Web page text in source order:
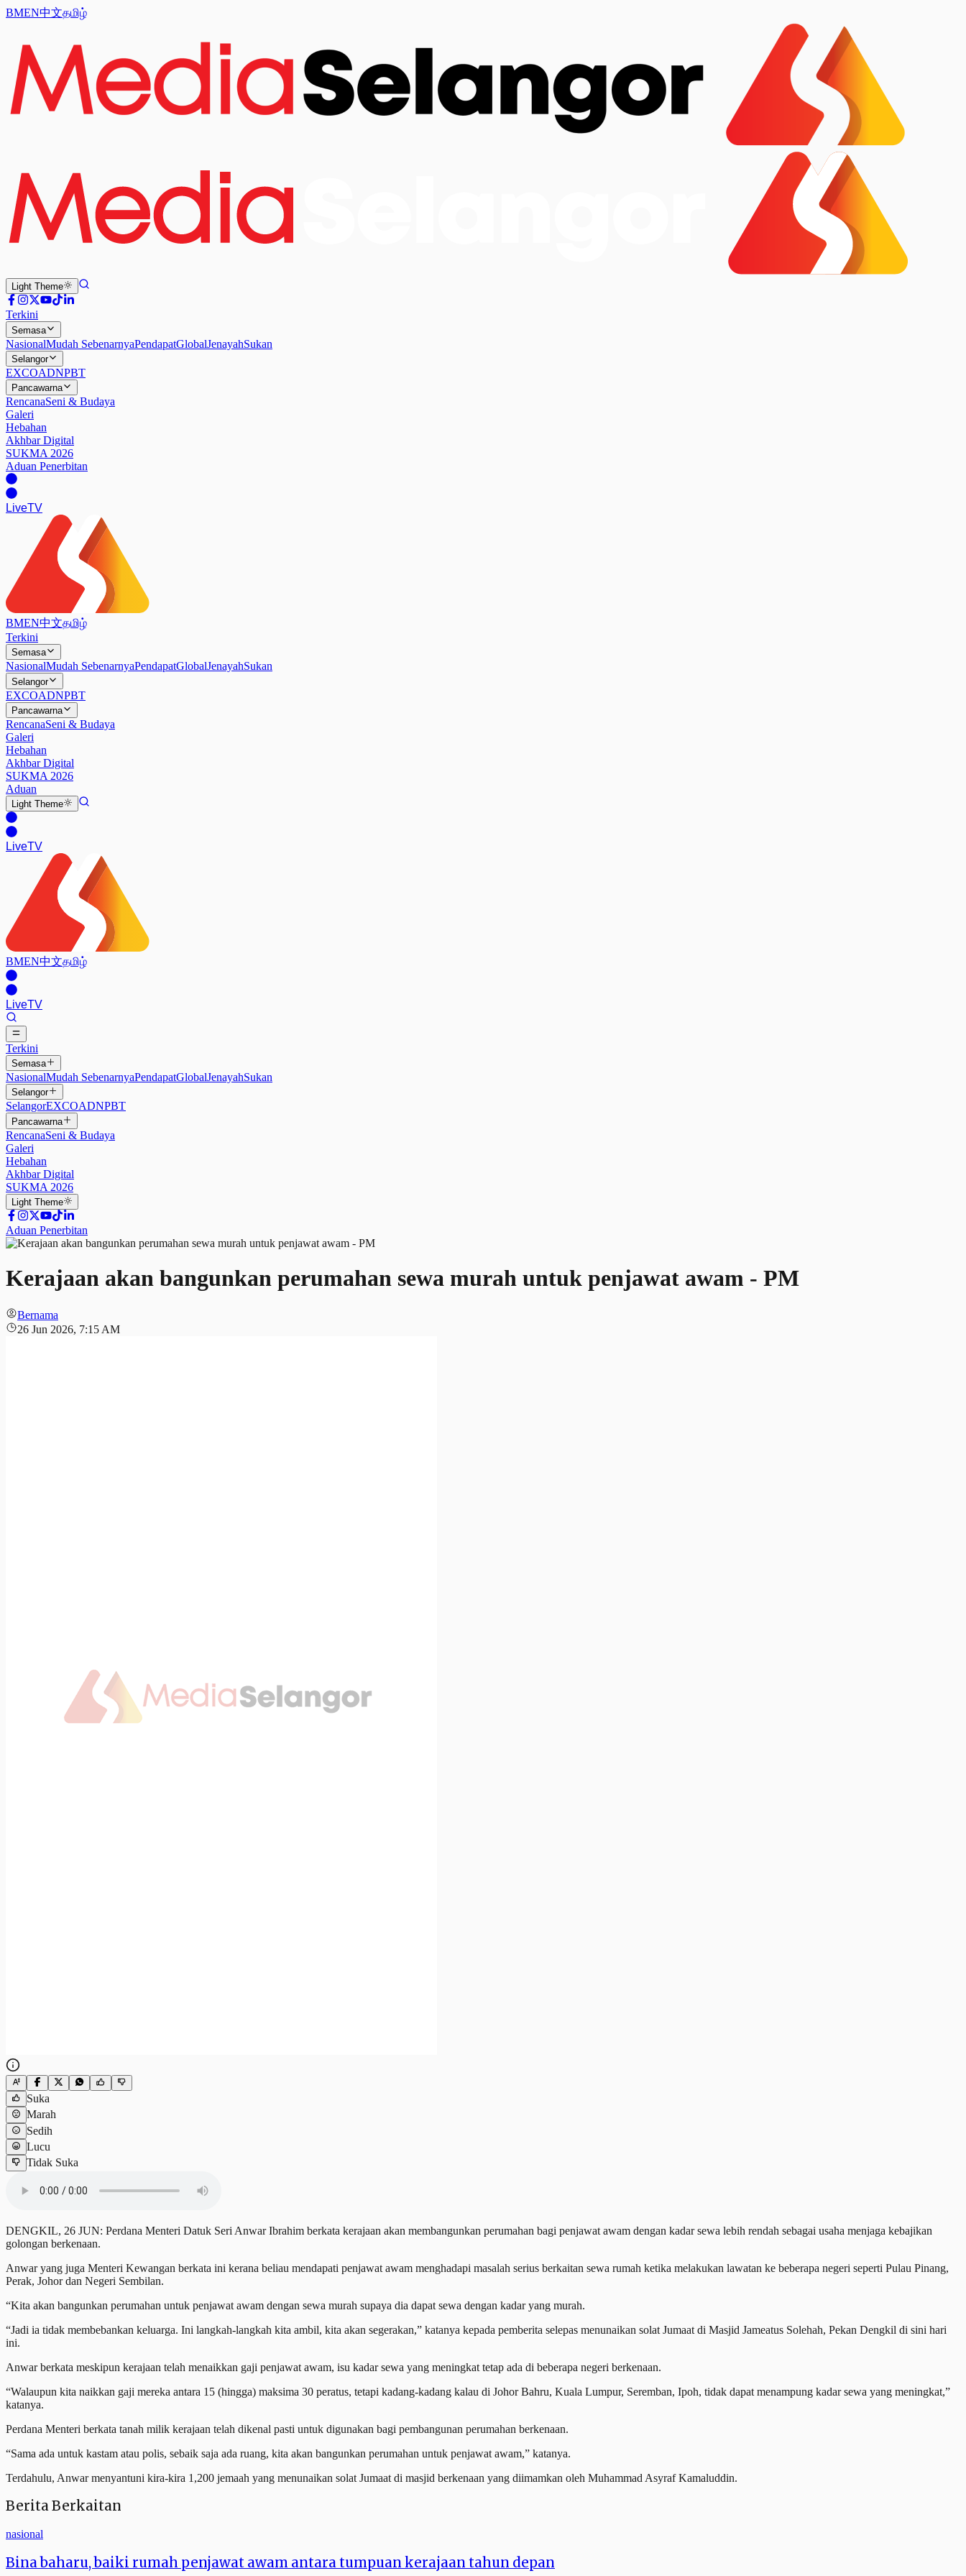
BMEN中文தமிழ்
Light Theme
Terkini
Semasa
NasionalMudah SebenarnyaPendapatGlobalJenayahSukan
Selangor
EXCOADNPBT
Pancawarna
RencanaSeni & Budaya
Galeri
Hebahan
Akhbar Digital
SUKMA 2026
Aduan Penerbitan
LiveTV
BMEN中文தமிழ்
Terkini
Semasa
NasionalMudah SebenarnyaPendapatGlobalJenayahSukan
Selangor
EXCOADNPBT
Pancawarna
RencanaSeni & Budaya
Galeri
Hebahan
Akhbar Digital
SUKMA 2026
Aduan
Light Theme
LiveTV
BMEN中文தமிழ்
LiveTV
Terkini
Semasa
NasionalMudah SebenarnyaPendapatGlobalJenayahSukan
Selangor
SelangorEXCOADNPBT
Pancawarna
RencanaSeni & Budaya
Galeri
Hebahan
Akhbar Digital
SUKMA 2026
Light Theme
Aduan Penerbitan
Kerajaan akan bangunkan perumahan sewa murah untuk penjawat awam - PM
Bernama
26 Jun 2026, 7:15 AM
Suka
Marah
Sedih
Lucu
Tidak Suka
DENGKIL, 26 JUN: Perdana Menteri Datuk Seri Anwar Ibrahim berkata kerajaan akan membangunkan perumahan bagi penjawat awam dengan kadar sewa lebih rendah sebagai usaha menjaga kebajikan
golongan berkenaan.
Anwar yang juga Menteri Kewangan berkata ini kerana beliau mendapati penjawat awam menghadapi masalah serius berkaitan sewa rumah ketika melakukan lawatan ke beberapa negeri seperti Pulau Pinang,
Perak, Johor dan Negeri Sembilan.
“Kita akan bangunkan perumahan untuk penjawat awam dengan sewa murah supaya dia dapat sewa dengan kadar yang murah.
“Jadi ia tidak membebankan keluarga. Ini langkah-langkah kita ambil, kita akan segerakan,” katanya kepada pemberita selepas menunaikan solat Jumaat di Masjid Jameatus Solehah, Pekan Dengkil di sini hari
ini.
Anwar berkata meskipun kerajaan telah menaikkan gaji penjawat awam, isu kadar sewa yang meningkat tetap ada di beberapa negeri berkenaan.
“Walaupun kita naikkan gaji mereka antara 15 (hingga) maksima 30 peratus, tetapi kadang-kadang kalau di Johor Bahru, Kuala Lumpur, Seremban, Ipoh, tidak dapat menampung kadar sewa yang meningkat,”
katanya.
Perdana Menteri berkata tanah milik kerajaan telah dikenal pasti untuk digunakan bagi pembangunan perumahan berkenaan.
“Sama ada untuk kastam atau polis, sebaik saja ada ruang, kita akan bangunkan perumahan untuk penjawat awam,” katanya.
Terdahulu, Anwar menyantuni kira-kira 1,200 jemaah yang menunaikan solat Jumaat di masjid berkenaan yang diimamkan oleh Muhammad Asyraf Kamaluddin.
Berita Berkaitan
nasional
Bina baharu, baiki rumah penjawat awam antara tumpuan kerajaan tahun depan